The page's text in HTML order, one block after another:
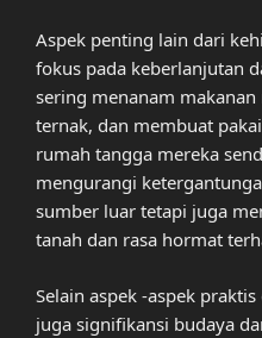
Aspek penting lain dari
fokus pada keberlanjutan
sering menanam
ternak, dan membuat
rumah tangga mereka
mengurangi
sumber luar tetapi juga
tanah dan rasa hormat
Selain aspek -aspek
juga signifikansi budaya